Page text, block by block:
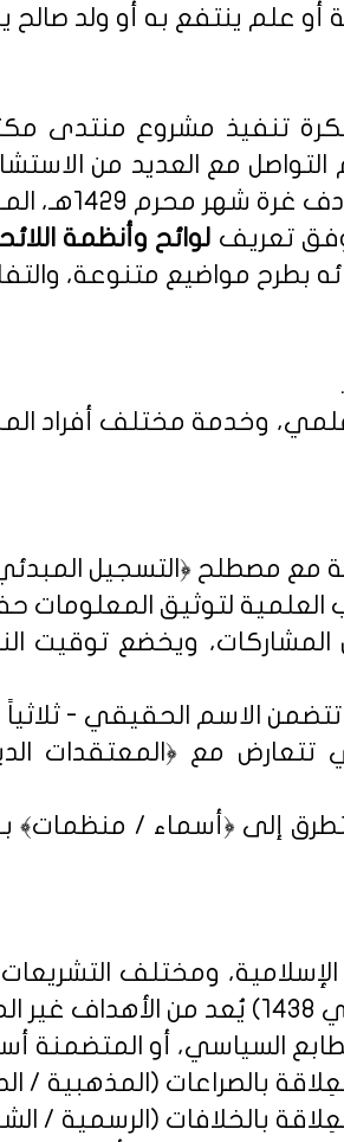
أو علم ينتفع به أو ولد صالح
تنفيذ مشروع منتدى
التواصل مع العديد من
التاسع من يناير 2008م.
وفق تعريف
بطرح مواضيع متنوعة،
علمي، وخدمة مختلف أفراد
ويخضع توقيت
مع ﴿المعتقدات
إلى ﴿أسماء / منظمات﴾
ومختلف
) يُعد من الأهداف غير